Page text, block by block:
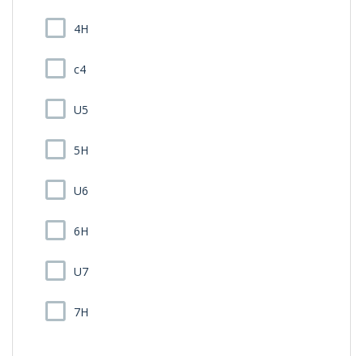
4H
c4
U5
5H
U6
6H
U7
7H